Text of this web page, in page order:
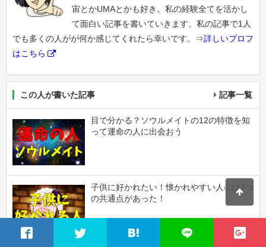
宙とかUMAとかも好き。私の経験全てを活かし
て面白い記事を書いていきます。私の記事で1人
でも多くの人がが何か感じてくれたら幸いです。⇒詳しいプロフ
はこちら
この人が書いた記事 記事一覧
目で分かる？ソウルメイトの12の特徴を知
って運命の人に出会おう
子供に好かれたい！懐かれやすい人には7つ
の共通点があった！